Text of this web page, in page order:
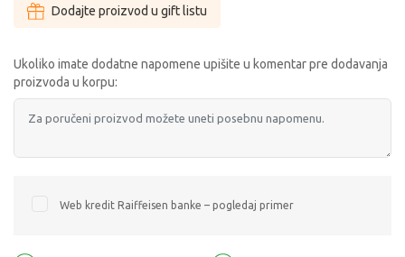
Dodajte proizvod u gift listu
Ukoliko imate dodatne napomene upišite u komentar pre dodavanja
proizvoda u korpu:
Web kredit Raiffeisen banke – pogledaj primer